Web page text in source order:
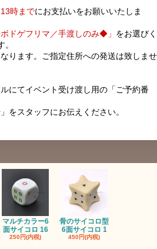
時までにお支払いをお願いいたしま
ドゲフリマ／手渡しのみ◆」 をお選びく
ります。ご指定住所への発送は致しませ
にてイベント受け渡し用の「ご予約番
をスタッフにお伝えください。
マルチカラー6
面サイコロ 16
250円(内税)
骨のサイコロ型
6面サイコロ 1
450円(内税)